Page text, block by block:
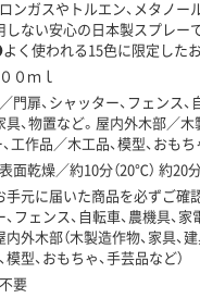
ンガスやトルエン、メタノー
しない安心の日本製スプレー
く使われる15色に限定した
０ｍｌ
門扉、シャッター、フェンス、
、物置など。屋内外木部／木
工作品／木工品、模型、おも
面乾燥／約10分（20℃） 約20分
に届いた商品を必ずご確認
フェンス、自転車、農機具、
内外木部（木製造作物、家具、
模型、おもちゃ、手芸品など）
要